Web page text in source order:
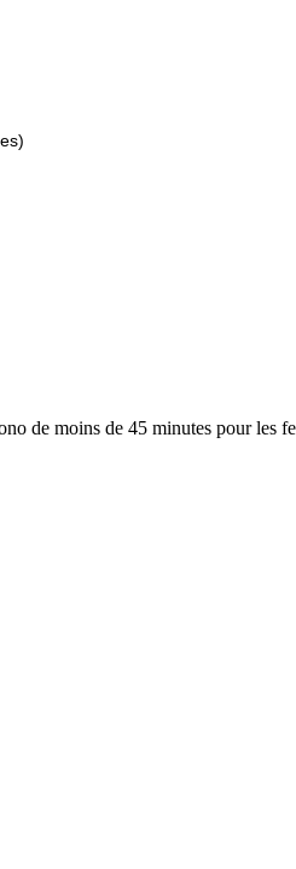
de moins de 45 minutes pour les